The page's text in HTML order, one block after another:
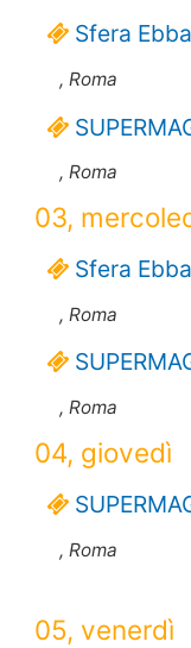
Sfera
, Roma
, Roma
03,
Sfera
, Roma
, Roma
04, giovedì
, Roma
05, venerdì